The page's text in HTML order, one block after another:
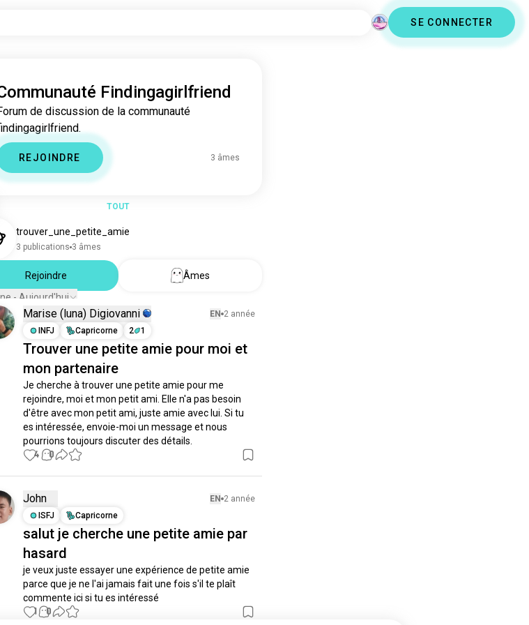
SE CONNECTER
Findingagirlfriend
de discussion de la communauté
REJOINDRE 3 âmes
TOUT
trouver_une_petite_amie
3 publications 3 âmes
Rejoindre
Âmes
- Aujourd'hui
Marise (luna) Digiovanni EN 2 année
INFJ
Capricorne 2 1
Trouver une petite amie pour moi et
mon partenaire
Je cherche à trouver une petite amie pour me
rejoindre, moi et mon petit ami. Elle n'a pas besoin
d'être avec mon petit ami, juste amie avec lui. Si tu
es intéressée, envoie-moi un message et nous
pourrions toujours discuter des détails.
4 0
John EN 2 année
ISFJ
Capricorne
salut je cherche une petite amie par
hasard
je veux juste essayer une expérience de petite amie
parce que je ne l'ai jamais fait une fois s'il te plaît
commente ici si tu es intéressé
1 0